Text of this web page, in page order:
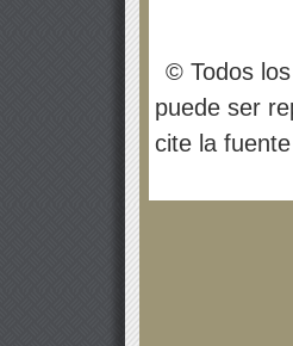
© Todos
puede ser
cite la